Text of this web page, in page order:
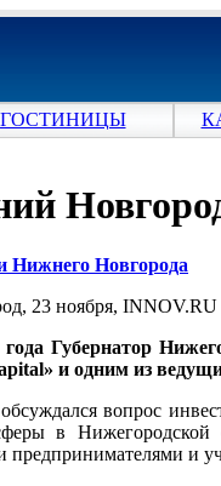
ГОСТИНИЦЫ
Нижнего Новгорода
23 ноября, INNOV.RU
года Губернатор
и одним из
вопрос
в Нижегородской
предпринимателями и